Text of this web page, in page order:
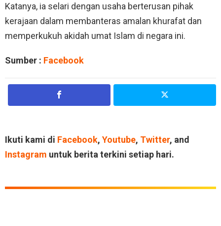
Katanya, ia selari dengan usaha berterusan pihak
kerajaan dalam membanteras amalan khurafat dan
memperkukuh akidah umat Islam di negara ini.
Sumber : Facebook
Ikuti kami di Facebook, Youtube, Twitter, and
Instagram untuk berita terkini setiap hari.